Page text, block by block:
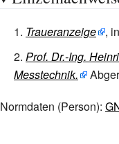
Traueranzeige ,
Prof. Dr.-Ing.
Messtechnik.
Normdaten (Person):